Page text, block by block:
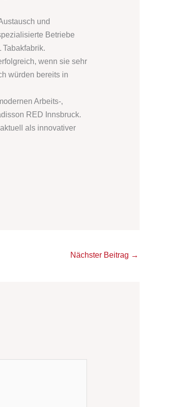
und
Betriebe
wenn sie sehr
würden bereits in
Arbeits-,
RED Innsbruck.
als innovativer
Nächster Beitrag →